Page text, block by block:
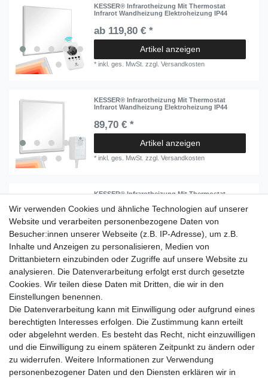
KESSER® Infrarotheizung Mit Thermostat
Infrarot Wandheizung Elektroheizung IP44
ab 119,80 € *
Artikel anzeigen
*inkl. ges. MwSt. zzgl.Versandkosten
KESSER® Infrarotheizung Mit Thermostat
Infrarot Wandheizung Elektroheizung IP44
89,70 € *
Artikel anzeigen
*inkl. ges. MwSt. zzgl.Versandkosten
KESSER® Infrarotheizung Mit Thermostat
Heizung Wandheizung - 28 unterschiedliche
Routineprogramme , Heizkörper Heizpaneel
ab 94,80 € *
Artikel anzeigen
*inkl. ges. MwSt.zzgl. Versandkosten
Einkaufen
Zahlungsarten
Versandarten & -kosten
Warenkorb
Mein Konto
Wir verwenden Cookies und ähnliche Technologien auf unserer
Website und verarbeiten personenbezogene Daten von
Besucher:innen unserer Webseite (z.B. IP-Adresse), um z.B.
Inhalte und Anzeigen zu personalisieren, Medien von
Drittanbietern einzubinden oder Zugriffe auf unsere Website zu
analysieren. Die Datenverarbeitung erfolgt erst durch gesetzte
Cookies. Wir teilen diese Daten mit Dritten, die wir in den
Einstellungen benennen.
Die Datenverarbeitung kann mit Einwilligung oder aufgrund eines
berechtigten Interesses erfolgen. Die Zustimmung kann erteilt
oder abgelehnt werden. Es besteht das Recht, nicht einzuwilligen
und die Einwilligung zu einem späteren Zeitpunkt zu ändern oder
zu widerrufen. Weitere Informationen zur Verwendung
personenbezogener Daten und den Diensten erklären wir in